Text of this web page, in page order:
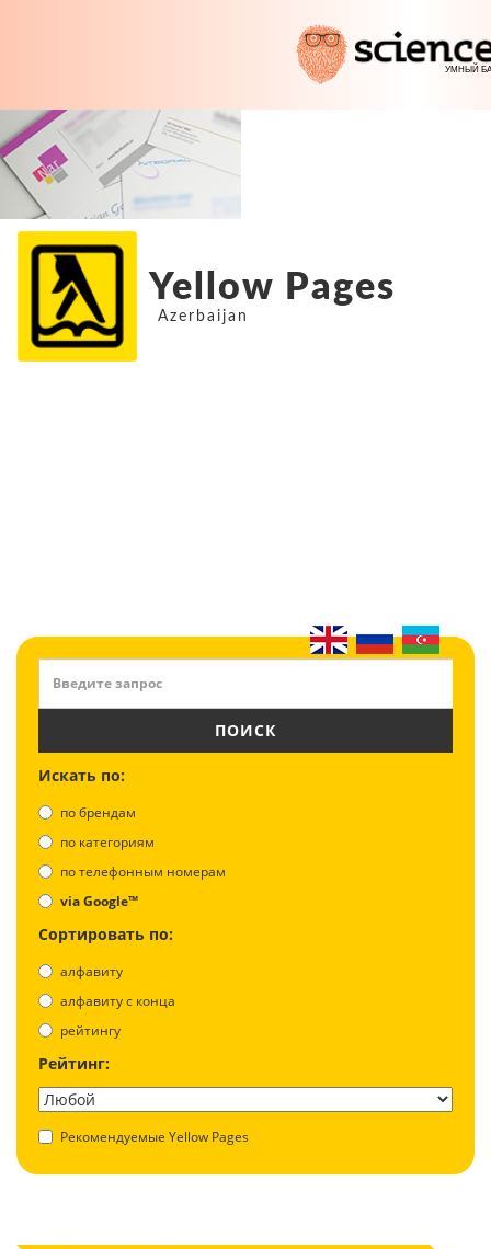
Yellow Pages
Azerbaijan
ПОИСК
Искать по:
по брендам
по категориям
по телефонным номерам
via Google™
Сортировать по:
алфавиту
aлфавиту с конца
рейтингу
Рейтинг:
Рекомендуемые Yellow Pages